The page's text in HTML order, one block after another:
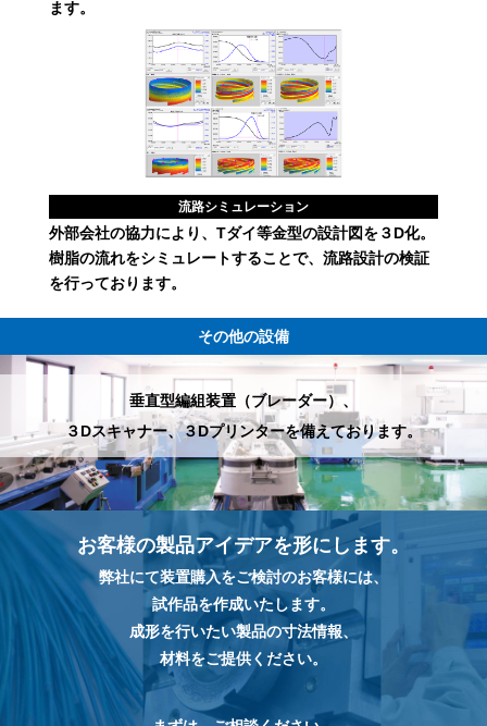
ます。
流路シミュレーション
外部会社の協力により、Tダイ等金型の設計図を３D化。
樹脂の流れをシミュレートすることで、流路設計の検証
を行っております。
その他の設備
垂直型編組装置（ブレーダー）、
３Dスキャナー、３Dプリンターを備えております。
お客様の製品アイデアを形にします。
弊社にて装置購入をご検討のお客様には、
試作品を作成いたします。
成形を行いたい製品の寸法情報、
材料をご提供ください。